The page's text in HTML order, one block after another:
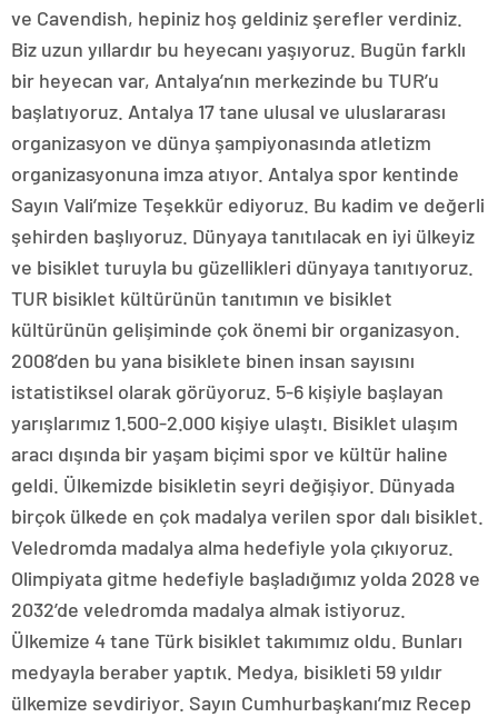
ve Cavendish, hepiniz hoş geldiniz şerefler verdiniz.
Biz uzun yıllardır bu heyecanı yaşıyoruz. Bugün farklı
bir heyecan var, Antalya’nın merkezinde bu TUR’u
başlatıyoruz. Antalya 17 tane ulusal ve uluslararası
organizasyon ve dünya şampiyonasında atletizm
organizasyonuna imza atıyor. Antalya spor kentinde
Sayın Vali’mize Teşekkür ediyoruz. Bu kadim ve değerli
şehirden başlıyoruz. Dünyaya tanıtılacak en iyi ülkeyiz
ve bisiklet turuyla bu güzellikleri dünyaya tanıtıyoruz.
TUR bisiklet kültürünün tanıtımın ve bisiklet
kültürünün gelişiminde çok önemi bir organizasyon.
2008’den bu yana bisiklete binen insan sayısını
istatistiksel olarak görüyoruz. 5-6 kişiyle başlayan
yarışlarımız 1.500-2.000 kişiye ulaştı. Bisiklet ulaşım
aracı dışında bir yaşam biçimi spor ve kültür haline
geldi. Ülkemizde bisikletin seyri değişiyor. Dünyada
birçok ülkede en çok madalya verilen spor dalı bisiklet.
Veledromda madalya alma hedefiyle yola çıkıyoruz.
Olimpiyata gitme hedefiyle başladığımız yolda 2028 ve
2032’de veledromda madalya almak istiyoruz.
Ülkemize 4 tane Türk bisiklet takımımız oldu. Bunları
medyayla beraber yaptık. Medya, bisikleti 59 yıldır
ülkemize sevdiriyor. Sayın Cumhurbaşkanı’mız Recep